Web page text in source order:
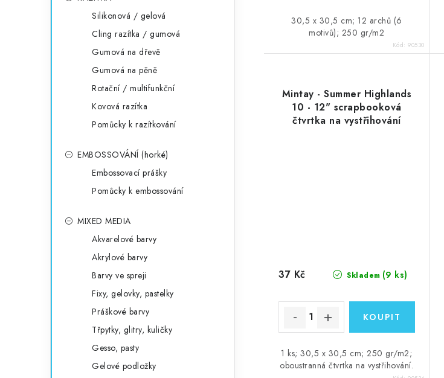
Silikonová / gelová
Cling razítka / gumová
Gumová na dřevě
Gumová na pěně
Rotační / multifunkční
Kovová razítka
Pomůcky k razítkování
EMBOSSOVÁNÍ (horké)
Embossovací prášky
Pomůcky k embossování
MIXED MEDIA
Akvarelové barvy
Akrylové barvy
Barvy ve spreji
Fixy, gelovky, pastelky
Práškové barvy
Třpytky, glitry, kuličky
Gesso, pasty
Gelové podložky
30,5 x 30,5 cm; 12 archů (6
motivů); 250 gr/m2
Kód:90530
Mintay - Summer Highlands
10 - 12" scrapbooková
čtvrtka na vystřihování
Skladem (9 ks)
37 Kč
1 ks; 30,5 x 30,5 cm; 250 gr/m2;
oboustranná čtvrtka na vystřihování.